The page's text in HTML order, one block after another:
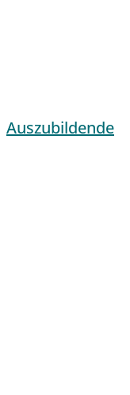
Auszubildende